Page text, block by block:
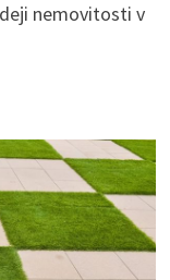
nemovitosti v